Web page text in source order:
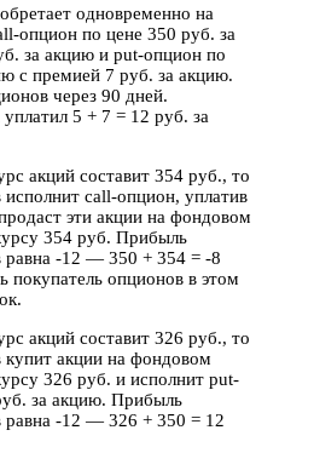
одновременно на
опцион по цене 350 руб. за
за акцию и put-опцион по
с премией 7 руб. за акцию.
через 90 дней.
5 + 7 = 12 руб. за
акций составит 354 руб., то
исполнит call-опцион, уплатив
эти акции на фондовом
354 руб. Прибыль
равна -12 — 350 + 354 = -8
покупатель опционов в этом
акций составит 326 руб., то
купит акции на фондовом
326 руб. и исполнит put-
за акцию. Прибыль
равна -12 — 326 + 350 = 12